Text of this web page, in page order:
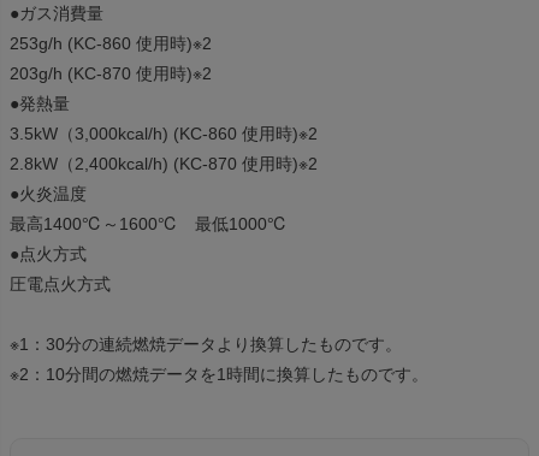
●ガス消費量
253g/h (KC-860 使用時)※2
203g/h (KC-870 使用時)※2
●発熱量
3.5kW（3,000kcal/h) (KC-860 使用時)※2
2.8kW（2,400kcal/h) (KC-870 使用時)※2
●火炎温度
最高1400℃～1600℃ 最低1000℃
●点火方式
圧電点火方式
※1：30分の連続燃焼データより換算したものです。
※2：10分間の燃焼データを1時間に換算したものです。